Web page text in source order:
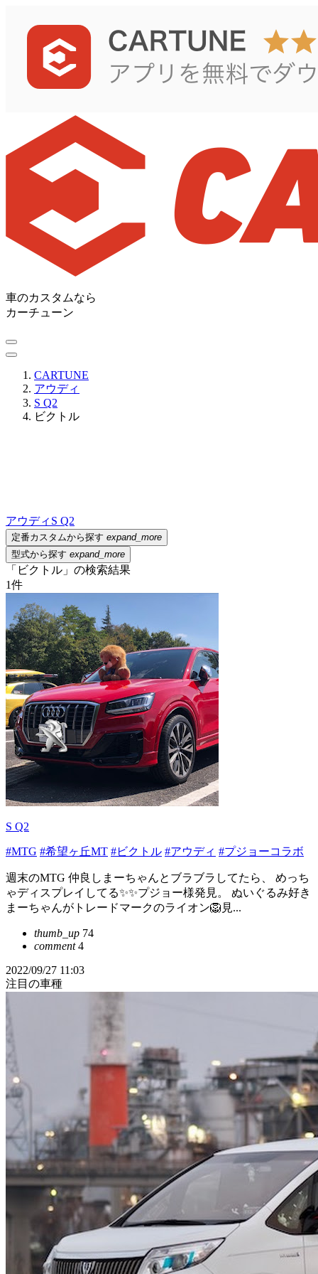
車のカスタムなら
カーチューン
CARTUNE
アウディ
S Q2
ビクトル
アウディ S Q2
定番カスタムから探す expand_more
型式から探す expand_more
「ビクトル」の検索結果
1件
S Q2
#MTG #希望ヶ丘MT #ビクトル #アウディ #プジョーコラボ
週末のMTG 仲良しまーちゃんとブラブラしてたら、 めっち
ゃディスプレイしてる✨✨プジョー様発見。 ぬいぐるみ好き
まーちゃんがトレードマークのライオン🦁見...
thumb_up 74
comment4
2022/09/27 11:03
注目の車種